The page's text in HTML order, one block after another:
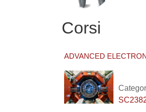
Corsi
ADVANCED